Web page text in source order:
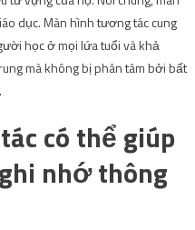
dục. Màn hình tương tác cung
học ở mọi lứa tuổi và khả
mà không bị phân tâm bởi bất
có thể giúp
nhớ thông